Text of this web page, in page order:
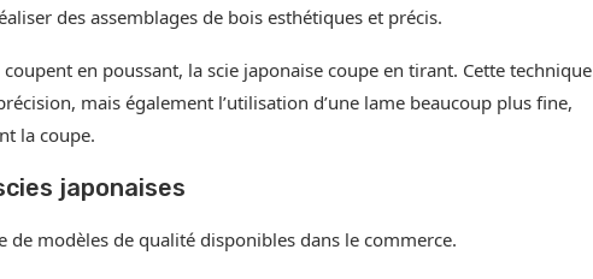
des assemblages de bois esthétiques et précis.
en poussant, la scie japonaise coupe en tirant. Cette technique
mais également l’utilisation d’une lame beaucoup plus fine,
la coupe.
japonaises
de modèles de qualité disponibles dans le commerce.